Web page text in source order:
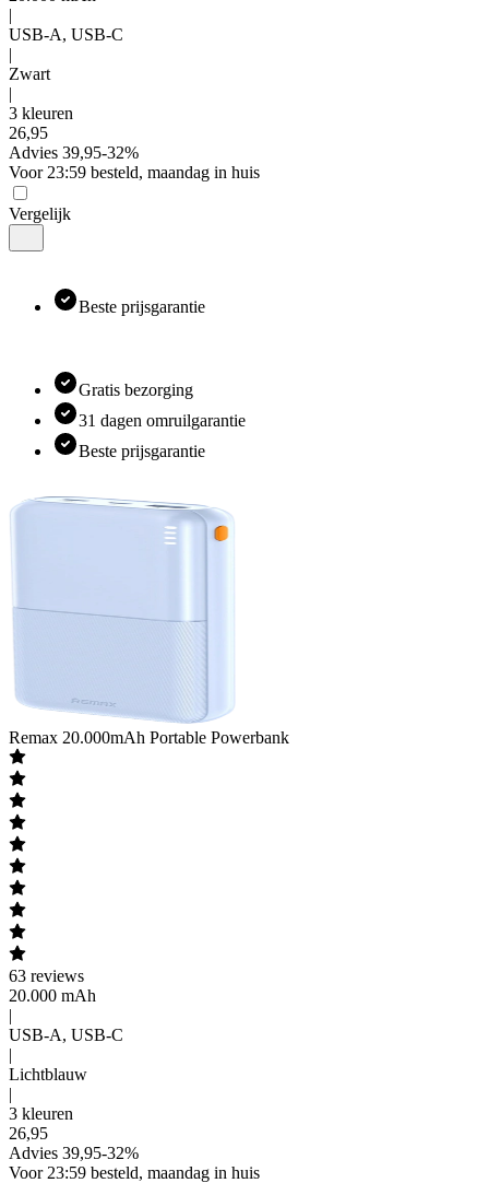
|
USB-A, USB-C
|
Zwart
|
3 kleuren
26,95
Advies 39,95-32%
Voor 23:59 besteld, maandag in huis
Vergelijk
Beste prijsgarantie
Gratis bezorging
31 dagen omruilgarantie
Beste prijsgarantie
Remax 20.000mAh Portable Powerbank
63 reviews
20.000 mAh
|
USB-A, USB-C
|
Lichtblauw
|
3 kleuren
26,95
Advies 39,95-32%
Voor 23:59 besteld, maandag in huis